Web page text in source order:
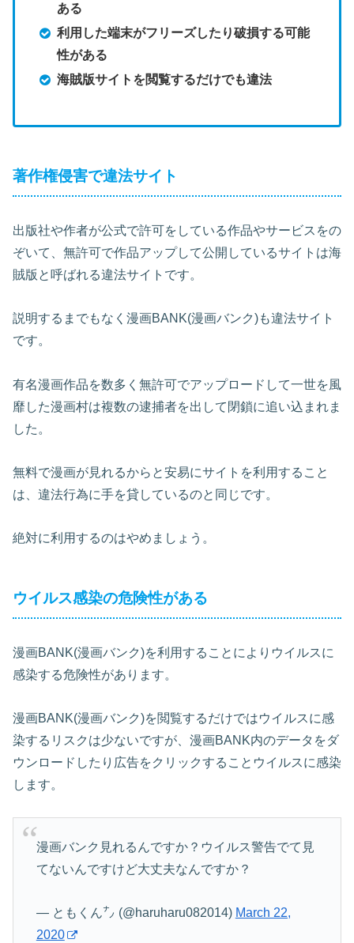
ある
利用した端末がフリーズしたり破損する可能
性がある
海賊版サイトを閲覧するだけでも違法
著作権侵害で違法サイト
出版社や作者が公式で許可をしている作品やサービスをの
ぞいて、無許可で作品アップして公開しているサイトは海
賊版と呼ばれる違法サイトです。
説明するまでもなく漫画BANK(漫画バンク)も違法サイト
です。
有名漫画作品を数多く無許可でアップロードして一世を風
靡した漫画村は複数の逮捕者を出して閉鎖に追い込まれま
した。
無料で漫画が見れるからと安易にサイトを利用すること
は、違法行為に手を貸しているのと同じです。
絶対に利用するのはやめましょう。
ウイルス感染の危険性がある
漫画BANK(漫画バンク)を利用することによりウイルスに
感染する危険性があります。
漫画BANK(漫画バンク)を閲覧するだけではウイルスに感
染するリスクは少ないですが、漫画BANK内のデータをダ
ウンロードしたり広告をクリックすることウイルスに感染
します。
漫画バンク見れるんですか？ウイルス警告でて見
てないんですけど大丈夫なんですか？
— ともくん㌨ (@haruharu082014) March 22,
2020